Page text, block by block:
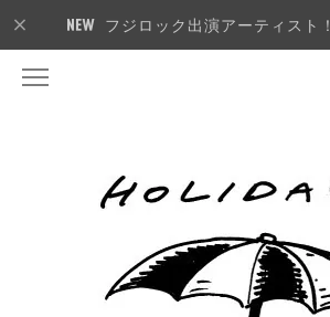
フジロック出演アーティスト